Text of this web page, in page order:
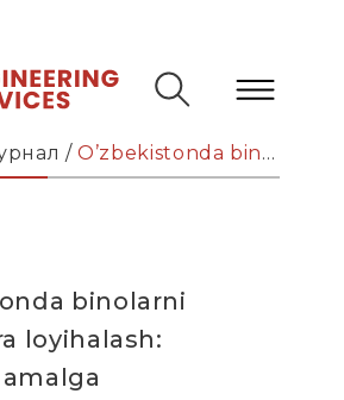
/O’zbekistonda binolarni arxitektura loyihalash: G‘oyadan amalga oshirishgacha
binolarni
loyihalash:
amalga